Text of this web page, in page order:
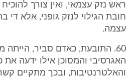
ראש נזק עצמאי, ואין צורך
חובת הגילוי לנזק גופני, אלא די
עצמה.
60. התובעת, כאדם סביר, הייתה
האגרסיבי והמסוכן אילו ידעה את
והאלטרנטיבות, ובכך מתקיים